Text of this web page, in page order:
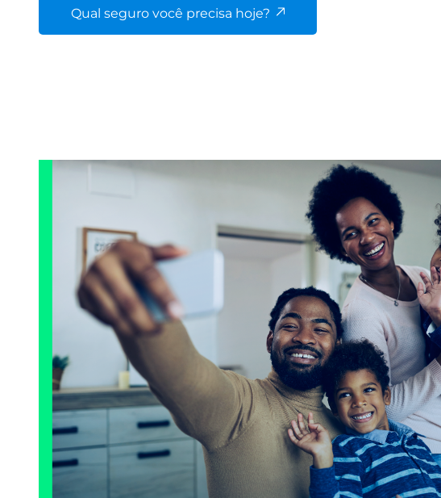
Qual seguro você precisa hoje?